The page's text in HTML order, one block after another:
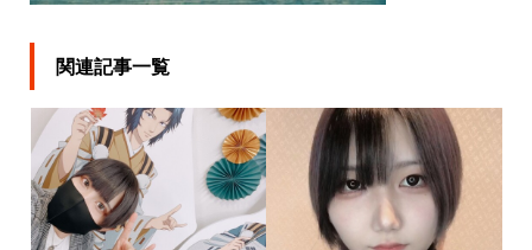
関連記事一覧